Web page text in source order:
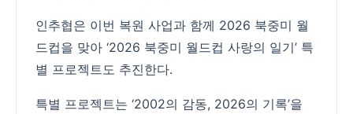
인추협은 이번 복원 사업과 함께 2026 북중미 월
드컵을 맞아 ‘2026 북중미 월드컵 사랑의 일기’ 특
별 프로젝트도 추진한다.
특별 프로젝트는 ‘2002의 감동, 2026의 기록’을